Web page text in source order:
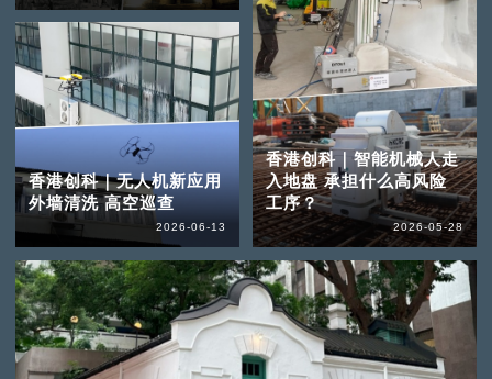
香港创科｜无人机新应用
外墙清洗 高空巡查
2026-06-13
香港创科｜智能机械人走
入地盘 承担什么高风险
工序？
2026-05-28